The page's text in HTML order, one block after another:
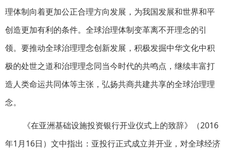
理体制向着更加公正合理方向发展，为我国发展和世界和平
创造更加有利的条件。全球治理体制变革离不开理念的引
领。要推动全球治理理念创新发展，积极发掘中华文化中积
极的处世之道和治理理念同当今时代的共鸣点，继续丰富打
造人类命运共同体等主张，弘扬共商共建共享的全球治理理
念。
《在亚洲基础设施投资银行开业仪式上的致辞》（2016
年1月16日）文中指出：亚投行正式成立并开业，对全球经济